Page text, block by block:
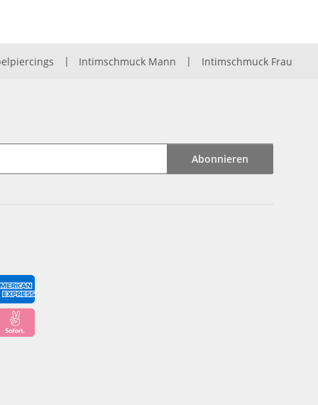
| Intimschmuck Mann | Intimschmuck Frau
Abonnieren